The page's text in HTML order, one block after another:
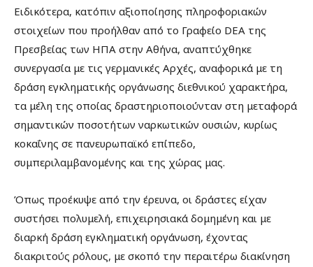
Ειδικότερα, κατόπιν αξιοποίησης πληροφοριακών
στοιχείων που προήλθαν από το Γραφείο DEA της
Πρεσβείας των ΗΠΑ στην Αθήνα, αναπτύχθηκε
συνεργασία με τις γερμανικές Αρχές, αναφορικά με τη
δράση εγκληματικής οργάνωσης διεθνικού χαρακτήρα,
τα μέλη της οποίας δραστηριοποιούνταν στη μεταφορά
σημαντικών ποσοτήτων ναρκωτικών ουσιών, κυρίως
κοκαΐνης σε πανευρωπαϊκό επίπεδο,
συμπεριλαμβανομένης και της χώρας μας.
Όπως προέκυψε από την έρευνα, οι δράστες είχαν
συστήσει πολυμελή, επιχειρησιακά δομημένη και με
διαρκή δράση εγκληματική οργάνωση, έχοντας
διακριτούς ρόλους, με σκοπό την περαιτέρω διακίνηση